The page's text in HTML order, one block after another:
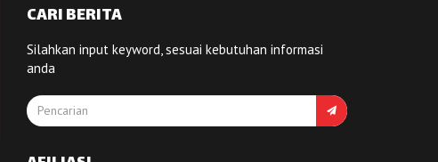
CARI BERITA
Silahkan input keyword, sesuai kebutuhan informasi
anda